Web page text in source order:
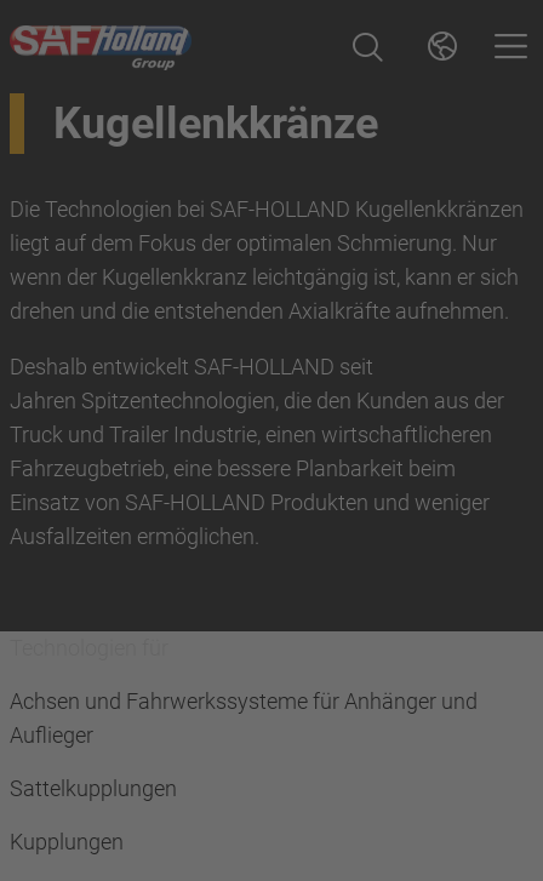
Kugellenkkränze
Die Technologien bei SAF-HOLLAND Kugellenkkränzen
liegt auf dem Fokus der optimalen Schmierung. Nur
wenn der Kugellenkkranz leichtgängig ist, kann er sich
drehen und die entstehenden Axialkräfte aufnehmen.
Deshalb entwickelt SAF-HOLLAND seit
Jahren Spitzentechnologien, die den Kunden aus der
Truck und Trailer Industrie, einen wirtschaftlicheren
Fahrzeugbetrieb, eine bessere Planbarkeit beim
Einsatz von SAF-HOLLAND Produkten und weniger
Ausfallzeiten ermöglichen.
Achsen und Fahrwerkssysteme für Anhänger und
Auflieger
Sattelkupplungen
Kupplungen